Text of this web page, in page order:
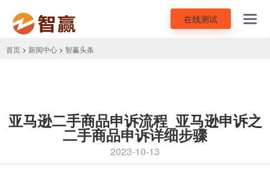
在线测试
首页 > 新闻中心 > 智赢头条
亚马逊二手商品申诉流程_亚马逊申诉之
二手商品申诉详细步骤
2023-10-13